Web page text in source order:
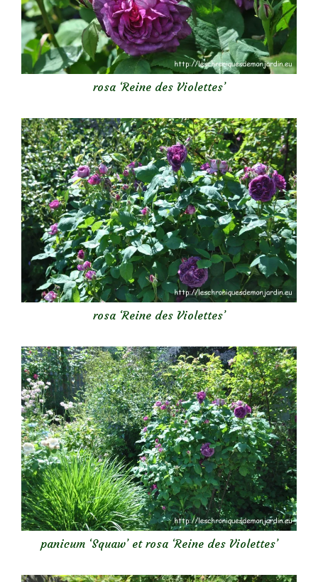
rosa ‘Reine des Violettes’
rosa ‘Reine des Violettes’
panicum ‘Squaw’ et rosa ‘Reine des Violettes’